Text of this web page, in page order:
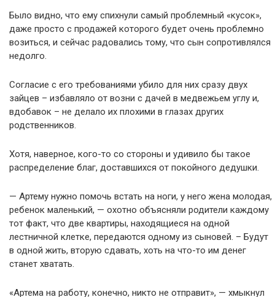
Было видно, что ему спихнули самый проблемный «кусок»,
даже просто с продажей которого будет очень проблемно
возиться, и сейчас радовались тому, что сын сопротивлялся
недолго.
Согласие с его требованиями убило для них сразу двух
зайцев – избавляло от возни с дачей в медвежьем углу и,
вдобавок – не делало их плохими в глазах других
родственников.
Хотя, наверное, кого-то со стороны и удивило бы такое
распределение благ, доставшихся от покойного дедушки.
— Артему нужно помочь встать на ноги, у него жена молодая,
ребенок маленький, — охотно объясняли родители каждому
тот факт, что две квартиры, находящиеся на одной
лестничной клетке, передаются одному из сыновей. – Будут
в одной жить, вторую сдавать, хоть на что-то им денег
станет хватать.
«Артема на работу, конечно, никто не отправит», — хмыкнул